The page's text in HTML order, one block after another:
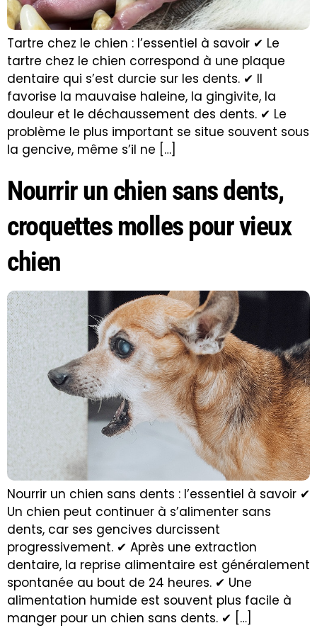
Tartre chez le chien : l’essentiel à savoir ✔ Le
tartre chez le chien correspond à une plaque
dentaire qui s’est durcie sur les dents. ✔ Il
favorise la mauvaise haleine, la gingivite, la
douleur et le déchaussement des dents. ✔ Le
problème le plus important se situe souvent sous
la gencive, même s’il ne […]
Nourrir un chien sans dents,
croquettes molles pour vieux
chien
Nourrir un chien sans dents : l’essentiel à savoir ✔
Un chien peut continuer à s’alimenter sans
dents, car ses gencives durcissent
progressivement. ✔ Après une extraction
dentaire, la reprise alimentaire est généralement
spontanée au bout de 24 heures. ✔ Une
alimentation humide est souvent plus facile à
manger pour un chien sans dents. ✔ […]